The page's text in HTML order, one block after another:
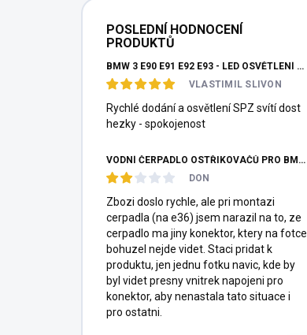
POSLEDNÍ HODNOCENÍ
PRODUKTŮ
BMW 3 E90 E91 E92 E93 - LED OSVĚTLENÍ SPZ
VLASTIMIL SLIVON
Rychlé dodání a osvětlení SPZ svítí dost
hezky - spokojenost
VODNÍ ČERPADLO OSTŘIKOVAČŮ PRO BMW E87 E36 E46 E90 E39 E60 E38 E65 E53 E83 F10 F25 F26 MEYLE
DON
Zbozi doslo rychle, ale pri montazi
cerpadla (na e36) jsem narazil na to, ze
cerpadlo ma jiny konektor, ktery na fotce
bohuzel nejde videt. Staci pridat k
produktu, jen jednu fotku navic, kde by
byl videt presny vnitrek napojeni pro
konektor, aby nenastala tato situace i
pro ostatni.